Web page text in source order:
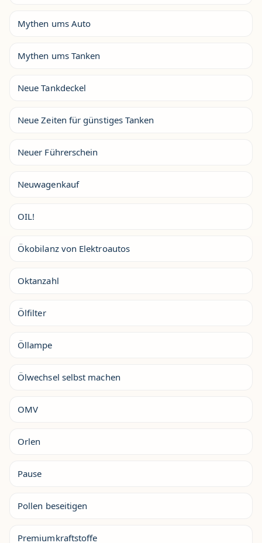
Mythen ums Auto
Mythen ums Tanken
Neue Tankdeckel
Neue Zeiten für günstiges Tanken
Neuer Führerschein
Neuwagenkauf
OIL!
Ökobilanz von Elektroautos
Oktanzahl
Ölfilter
Öllampe
Ölwechsel selbst machen
OMV
Orlen
Pause
Pollen beseitigen
Premiumkraftstoffe